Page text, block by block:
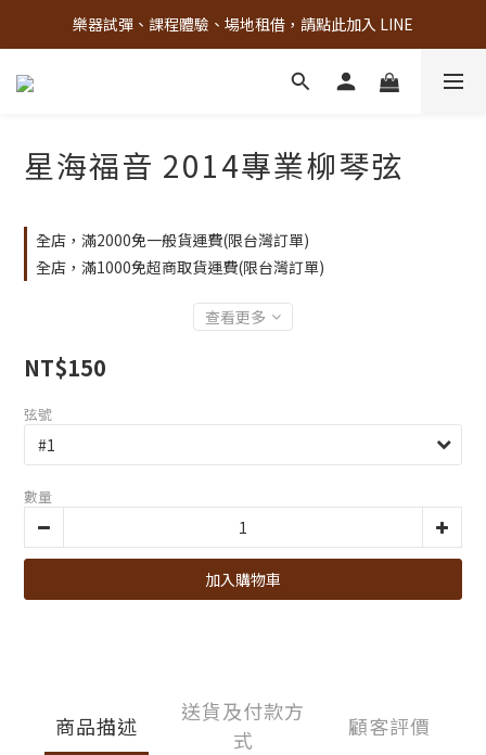
古亭門市 + 先進音樂教室週末假日皆有營業
樂器試彈、課程體驗、場地租借，請點此加入 LINE
古亭門市 + 先進音樂教室週末假日皆有營業
星海福音 2014專業柳琴弦
全店，滿2000免一般貨運費(限台灣訂單)
全店，滿1000免超商取貨運費(限台灣訂單)
查看更多
NT$150
弦號
數量
加入購物車
商品描述
送貨及付款方
式
顧客評價